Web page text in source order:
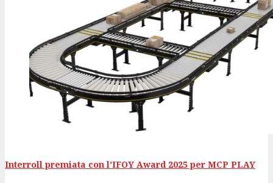
Interroll premiata con l’IFOY Award 2025 per MCP PLAY